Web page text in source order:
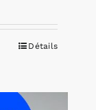
Détails